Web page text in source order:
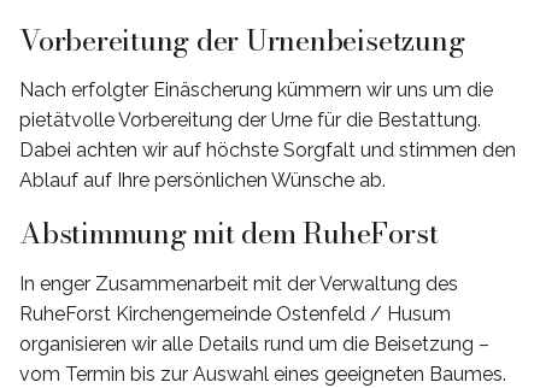
Vorbereitung der Urnenbeisetzung
Nach erfolgter Einäscherung kümmern wir uns um die
pietätvolle Vorbereitung der Urne für die Bestattung.
Dabei achten wir auf höchste Sorgfalt und stimmen den
Ablauf auf Ihre persönlichen Wünsche ab.
Abstimmung mit dem RuheForst
In enger Zusammenarbeit mit der Verwaltung des
RuheForst Kirchengemeinde Ostenfeld / Husum
organisieren wir alle Details rund um die Beisetzung –
vom Termin bis zur Auswahl eines geeigneten Baumes.